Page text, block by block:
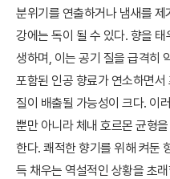
분위기를 연출하거나 냄새를
강에는 독이 될 수 있다. 향을
생하며, 이는 공기 질을 급격히
포함된 인공 향료가 연소하면
질이 배출될 가능성이 크다. 이
뿐만 아니라 체내 호르몬 균형
한다. 쾌적한 향기를 위해 켜둔
득 채우는 역설적인 상황을 초